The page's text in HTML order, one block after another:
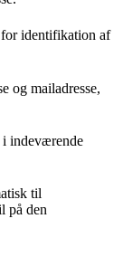
for identifikation af
og mailadresse,
indeværende
til
på den